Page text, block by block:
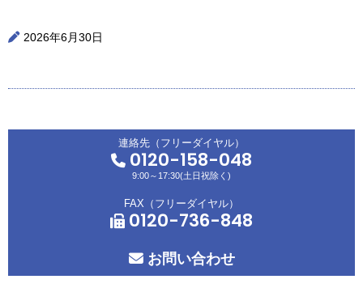
2026年6月30日
連絡先（フリーダイヤル）
0120-158-048
9:00～17:30(土日祝除く)
FAX（フリーダイヤル）
0120-736-848
お問い合わせ